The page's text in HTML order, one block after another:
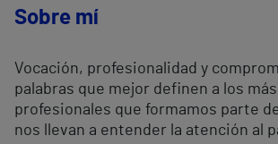
Sobre mí
Vocación, profesionalidad y
palabras que mejor definen a los más
profesionales que formamos parte
nos llevan a entender la atención al